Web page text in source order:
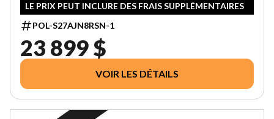
LE PRIX PEUT INCLURE DES FRAIS SUPPLÉMENTAIRES
POL-S27AJN8RSN-1
23 899 $
VOIR LES DÉTAILS